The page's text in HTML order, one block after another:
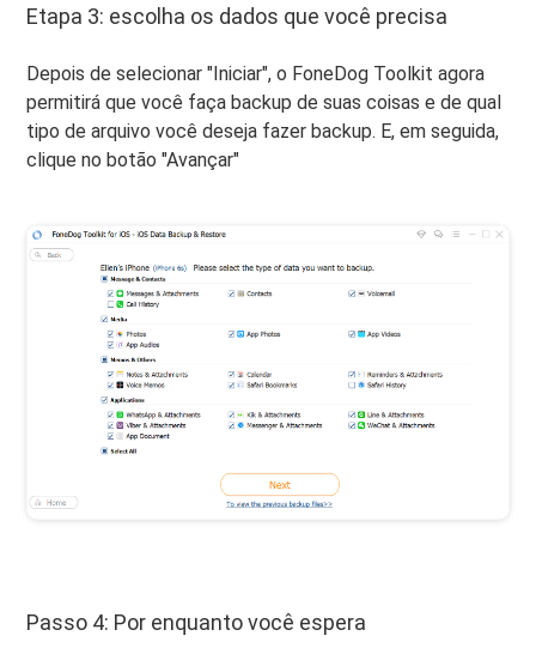
Etapa 3: escolha os dados que você precisa
Depois de selecionar "Iniciar", o FoneDog Toolkit agora
permitirá que você faça backup de suas coisas e de qual
tipo de arquivo você deseja fazer backup. E, em seguida,
clique no botão "Avançar"
Passo 4: Por enquanto você espera